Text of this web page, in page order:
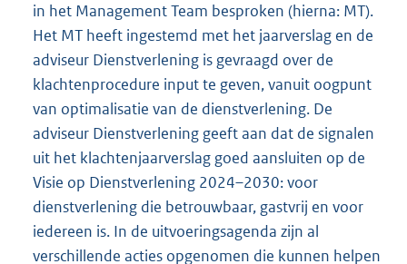
in het Management Team besproken (hierna: MT).
Het MT heeft ingestemd met het jaarverslag en de
adviseur Dienstverlening is gevraagd over de
klachtenprocedure input te geven, vanuit oogpunt
van optimalisatie van de dienstverlening. De
adviseur Dienstverlening geeft aan dat de signalen
uit het klachtenjaarverslag goed aansluiten op de
Visie op Dienstverlening 2024–2030: voor
dienstverlening die betrouwbaar, gastvrij en voor
iedereen is. In de uitvoeringsagenda zijn al
verschillende acties opgenomen die kunnen helpen